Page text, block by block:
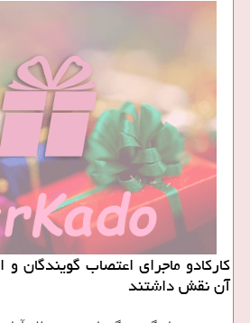
كاركادو ماجرای اعتصاب گویندگان
آن نقش داشتند